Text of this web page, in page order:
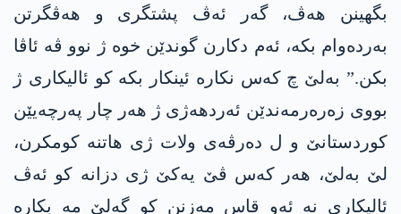
بگھینن ھەڤ، گەر ئەڤ پشتگری و ھەڤگرتن
بەردەوام بکە، ئەم دکارن گوندێن خوە ژ نوو ڤە ئاڤا
بکن.” بەلێ چ کەس نکارە ئینکار بکە کو ئالیکاری ژ
بووی زەرەرمەندێن ئەردهەژی ژ هەر چار پەرچەیێن
کوردستانێ و ل دەرڤەی ولات ژی هاتنە کومکرن،
لێ بەلێ، هەر کەس ڤێ یەکێ ژی دزانە کو ئەڤ
ئالیکاری نە ئەو قاس مەزنن کو گەلێ مە بکارە